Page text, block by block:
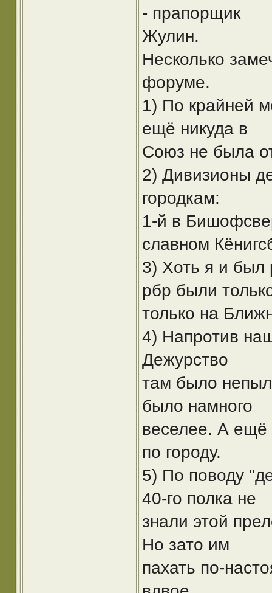
- прапорщик
Жулин.
Несколько
форуме.
1) По крайней
ещё никуда в
Союз не была
2) Дивизионы
городкам:
1-й в
славном
3) Хоть я и был
рбр были
только на
4) Напротив
Дежурство
там было
было намного
веселее. А ещё
по городу.
5) По поводу
40-го полка не
знали этой
Но зато им
пахать по-